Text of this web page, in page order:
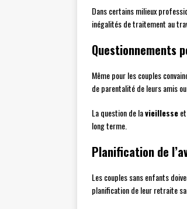
Dans certains milieux
inégalités de traitement au
Questionnements
Même pour les couples
de parentalité de leurs amis
La question de lavieillesse
long terme.
Planification de
Les couples sans enfants
planification de leur retraite